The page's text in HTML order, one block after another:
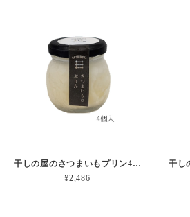
干しの屋のさつまいもプリン4個セット（冷凍配送）
¥2,486